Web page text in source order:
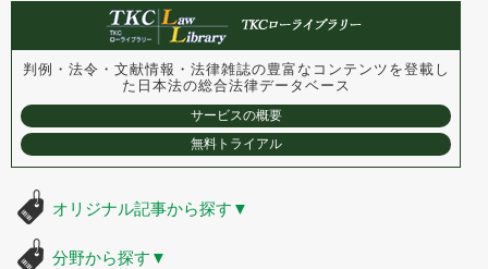
判例・法令・文献情報・法律雑誌の豊富なコンテンツを登載し
た 日本法の総合法律データベース
サービスの概要
無料トライアル
オリジナル記事から探す ▼
分野から探す ▼